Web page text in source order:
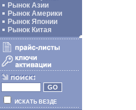
Рынок Азии
Рынок Америки
Рынок Японии
Рынок Китая
ИСКАТЬ ВЕЗДЕ